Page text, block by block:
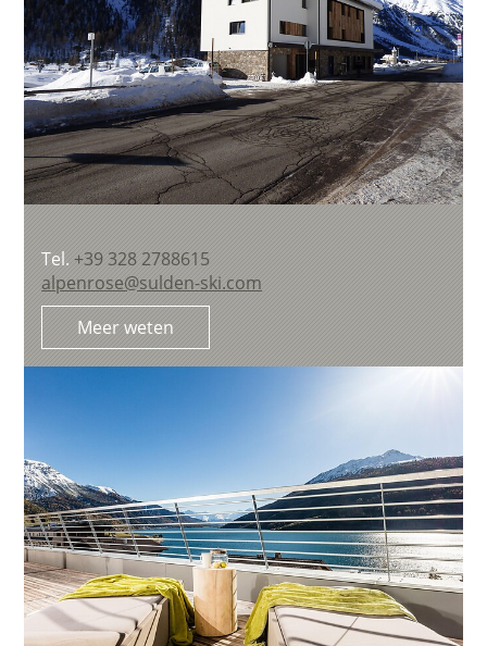
Tel.+39 328 2788615
alpenrose@sulden-ski.com
Meer weten